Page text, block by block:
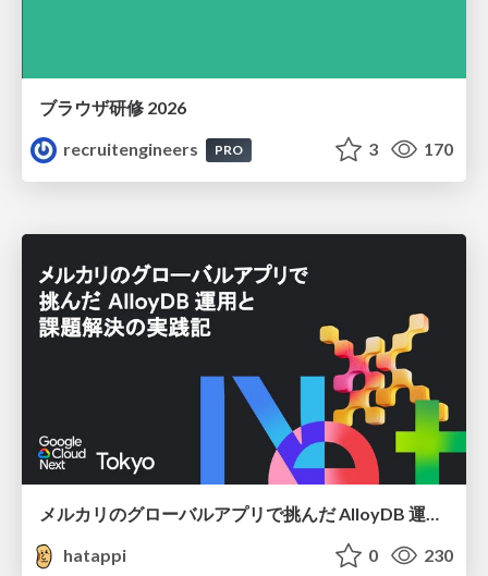
ブラウザ研修 2026
recruitengineers
PRO 3 170
hatappi
0 230